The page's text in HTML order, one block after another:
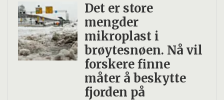
Det er store
mengder
mikroplast i
brøytesnøen. Nå vil
forskere finne
måter å beskytte
fjorden på